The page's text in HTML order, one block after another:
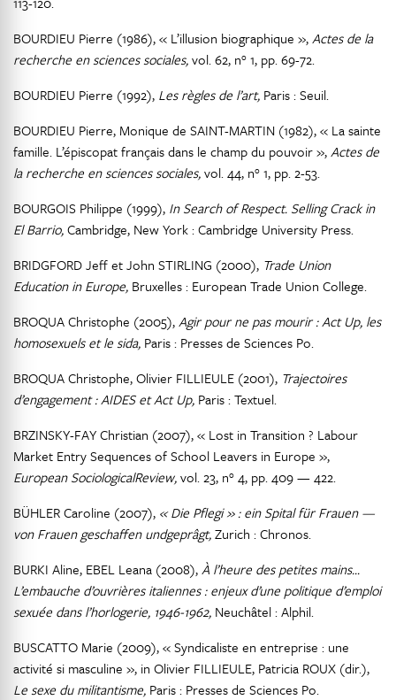
BOURDIEU Pierre (1986), « L’illusion biographique »,Actes de la
recherche en sciences sociales,vol. 62, n° 1, pp. 69-72.
BOURDIEU Pierre (1992), Les règles de l’art, Paris : Seuil.
BOURDIEU Pierre, Monique de SAINT-MARTIN (1982), « La sainte
famille. L’épiscopat français dans le champ du pouvoir »,Actes de
la recherche en sciences sociales,vol. 44, n° 1, pp. 2-53.
BOURGOIS Philippe (1999), In Search of Respect. Selling Crack in
El Barrio,Cambridge, New York : Cambridge University Press.
BRIDGFORD Jeff et John STIRLING (2000), Trade Union
Education in Europe, Bruxelles : European Trade Union College.
BROQUA Christophe (2005),Agir pour ne pas mourir : Act Up, les
homosexuels et le sida, Paris : Presses de Sciences Po.
BROQUA Christophe, Olivier FILLIEULE (2001), Trajectoires
d’engagement : AIDES et Act Up, Paris : Textuel.
BRZINSKY-FAY Christian (2007), « Lost in Transition ? Labour
Market Entry Sequences of School Leavers in Europe »,
European SociologicalReview,vol. 23, n° 4, pp. 409 — 422.
BÜHLER Caroline (2007), « Die Pflegi » : ein Spital für Frauen —
von Frauen geschaffen undgeprâgt,Zurich : Chronos.
BURKI Aline, EBEL Leana (2008),À l’heure des petites mains...
L’embauche d’ouvrières italiennes : enjeux d’une politique d’emploi
sexuée dans l’horlogerie, 1946-1962, Neuchâtel : Alphil.
BUSCATTO Marie (2009), « Syndicaliste en entreprise : une
activité si masculine », in Olivier FILLIEULE, Patricia ROUX (dir.),
Le sexe du militantisme, Paris : Presses de Sciences Po.